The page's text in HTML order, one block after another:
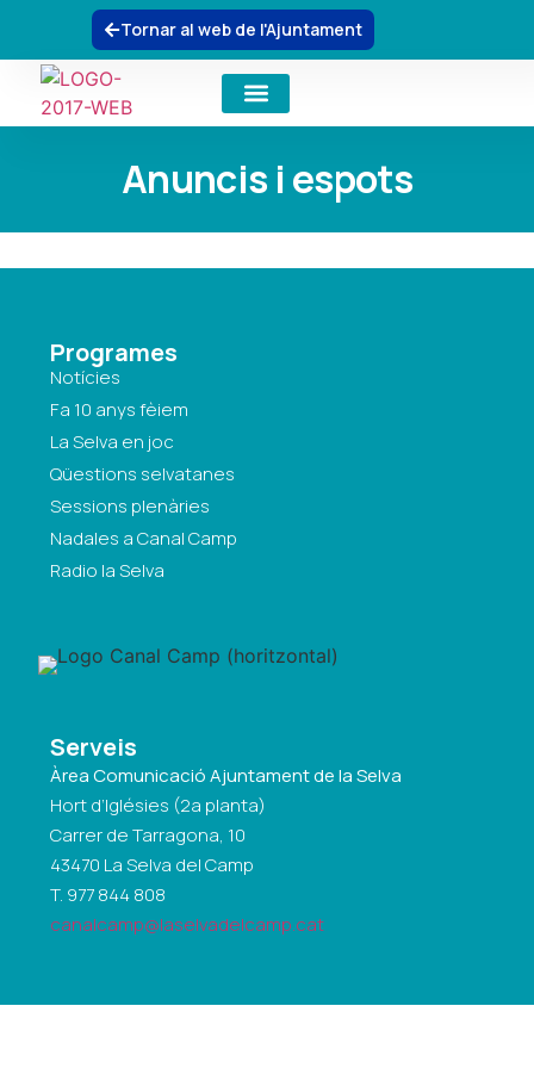
Tornar al web de l'Ajuntament
Anuncis i espots
Programes
Notícies
Fa 10 anys fèiem
La Selva en joc
Qüestions selvatanes
Sessions plenàries
Nadales a Canal Camp
Radio la Selva
Serveis
Àrea Comunicació Ajuntament de la Selva
Hort d’Iglésies (2a planta)
Carrer de Tarragona, 10
43470 La Selva del Camp
T. 977 844 808
canalcamp@laselvadelcamp.cat